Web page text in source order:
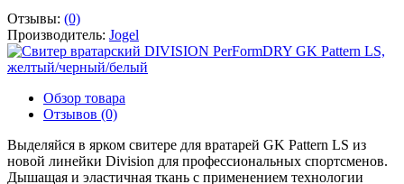
Отзывы: (0)
Производитель: Jogel
Обзор товара
Отзывов (0)
Выделяйся в ярком свитере для вратарей GK Pattern LS из
новой линейки Division для профессиональных спортсменов.
Дышащая и эластичная ткань с применением технологии